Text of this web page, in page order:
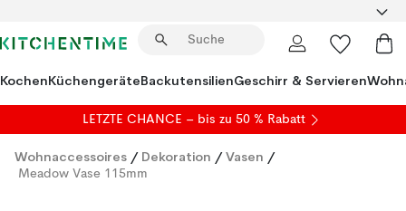
KochenKüchengeräteBackutensilienGeschirr & Servieren
LETZTE CHANCE – bis zu 50 % Rabatt
Wohnaccessoires / Dekoration / Vasen /
Meadow Vase 115mm